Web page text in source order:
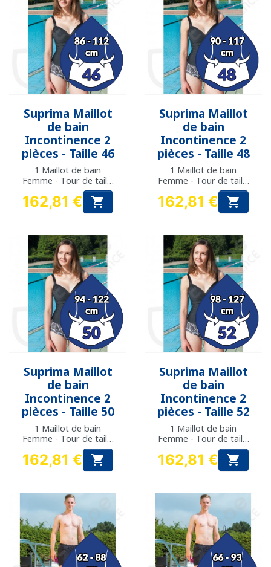
Suprima Maillot
de bain
Incontinence 2
pièces - Taille 46
1 Maillot de bain
Femme - Tour de taille
: 86 à 112 cm
Prix
162,81 € 
Suprima Maillot
de bain
Incontinence 2
pièces - Taille 48
1 Maillot de bain
Femme - Tour de taille
: 90 à 117 cm
Prix
162,81 € 
Suprima Maillot
de bain
Incontinence 2
pièces - Taille 50
1 Maillot de bain
Femme - Tour de taille
: 94 à 122 cm
Prix
162,81 € 
Suprima Maillot
de bain
Incontinence 2
pièces - Taille 52
1 Maillot de bain
Femme - Tour de taille
: 98 à 127 cm
Prix
162,81 € 